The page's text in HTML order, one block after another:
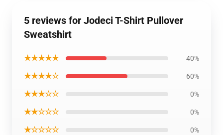
5 reviews for Jodeci T-Shirt Pullover
Sweatshirt
★★★★★ 40%
★★★★☆ 60%
★★★☆☆ 0%
★★☆☆☆ 0%
★☆☆☆☆ 0%